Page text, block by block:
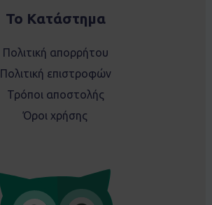
Το Κατάστημα
Πολιτική απορρήτου
Πολιτική επιστροφών
Τρόποι αποστολής
Όροι χρήσης